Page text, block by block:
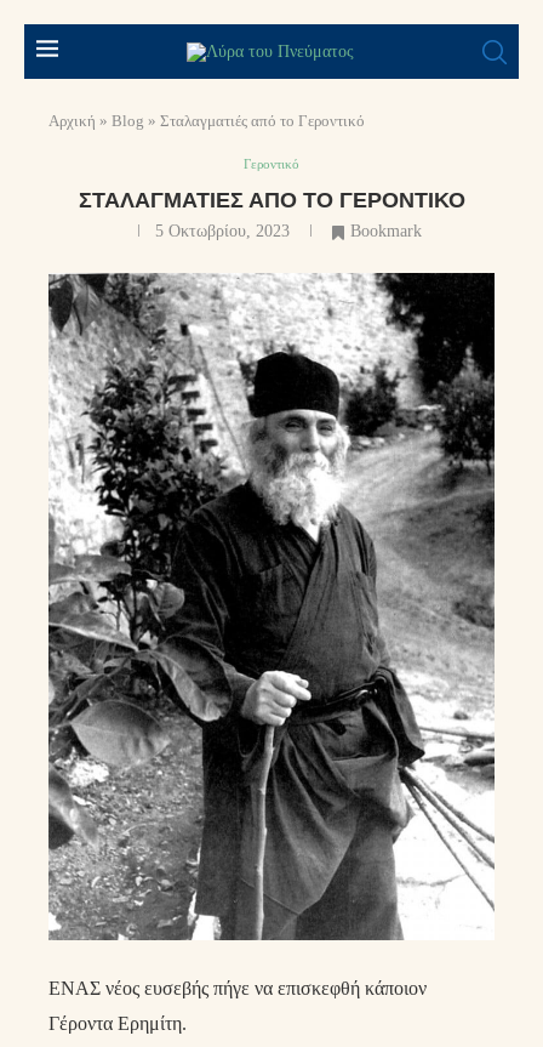
Αρχική » Blog » Σταλαγματιές από το Γεροντικό
Γεροντικό
ΣΤΑΛΑΓΜΑΤΙΈΣ ΑΠΌ ΤΟ ΓΕΡΟΝΤΙΚΌ
5 Οκτωβρίου, 2023 Bookmark
ΕΝΑΣ νέος ευσεβής πήγε να επισκεφθή κάποιον
Γέροντα Ερημίτη.